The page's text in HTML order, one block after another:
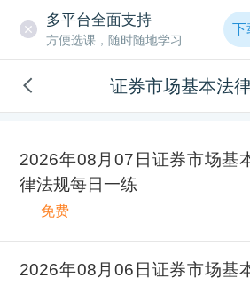
多平台全面支持
方便选课，随时随地学习
下
证券市场基本法
2026年08月07日证券市场基
律法规每日一练
免费
2026年08月06日证券市场基